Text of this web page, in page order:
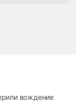
вождение